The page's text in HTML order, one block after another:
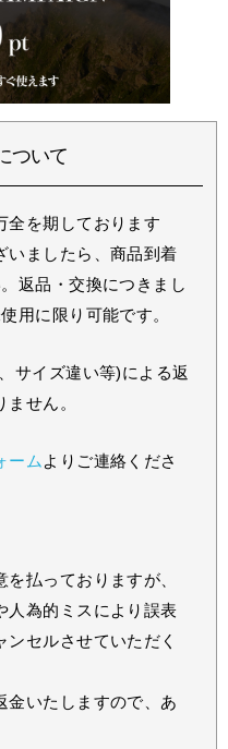
ついて
全を期しております
いましたら、商品到着
返品・交換につきまし
用に限り可能です。
サイズ違い等)による返
せん。
ーム よりご連絡くださ
払っておりますが、
人為的ミスにより誤表
セルさせていただく
金いたしますので、あ